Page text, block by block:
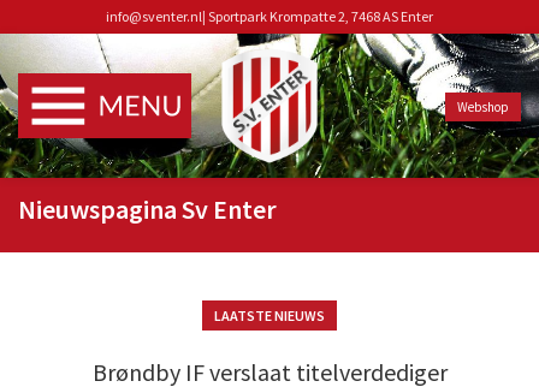
info@sventer.nl| Sportpark Krompatte 2, 7468 AS Enter
Webshop
Nieuwspagina Sv Enter
LAATSTE NIEUWS
Brøndby IF verslaat titelverdediger